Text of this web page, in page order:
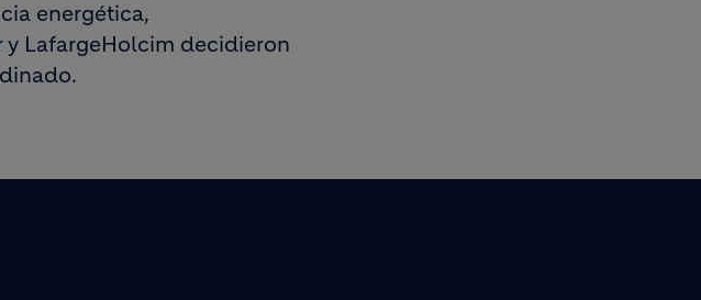
energética,
LafargeHolcim decidieron